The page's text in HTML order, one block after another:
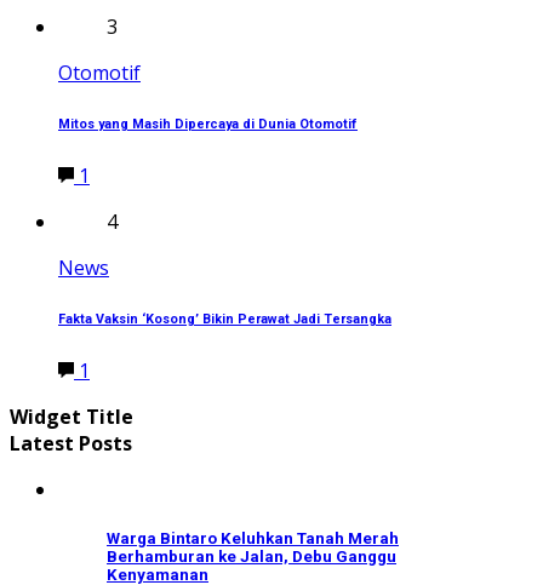
3
Otomotif
Mitos yang Masih Dipercaya di Dunia Otomotif
1
4
News
Fakta Vaksin ‘Kosong’ Bikin Perawat Jadi Tersangka
1
Widget Title
Latest Posts
Warga Bintaro Keluhkan Tanah Merah
Berhamburan ke Jalan, Debu Ganggu
Kenyamanan